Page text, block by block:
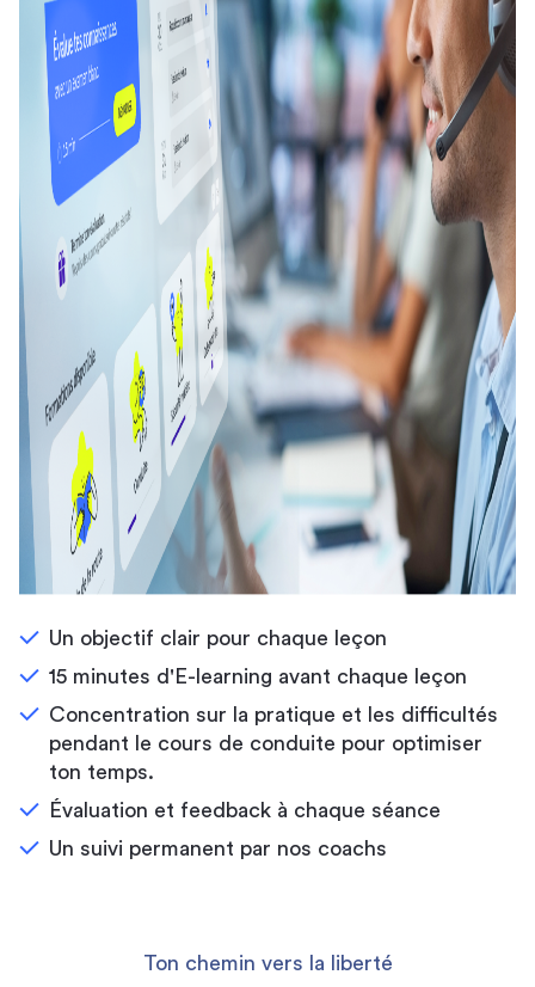
Un objectif clair pour chaque leçon
15 minutes d'E-learning avant chaque leçon
Concentration sur la pratique et les difficultés
pendant le cours de conduite pour optimiser
ton temps.
Évaluation et feedback à chaque séance
Un suivi permanent par nos coachs
Ton chemin vers la liberté